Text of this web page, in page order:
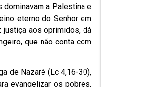
a Palestina e
eterno do Senhor em
justiça aos oprimidos, dá
que não conta com
de Nazaré (Lc 4,16-30),
evangelizar os pobres,